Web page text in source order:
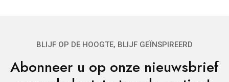
BLIJF OP DE HOOGTE, BLIJF GEÏNSPIREERD
Abonneer u op onze nieuwsbrief